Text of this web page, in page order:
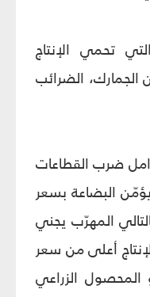
تحمي الإنتاج
الضرائب
ضرب القطاعات
يؤمّن البضاعة بسعر
المهرّب يجني
أعلى من سعر
الزراعي